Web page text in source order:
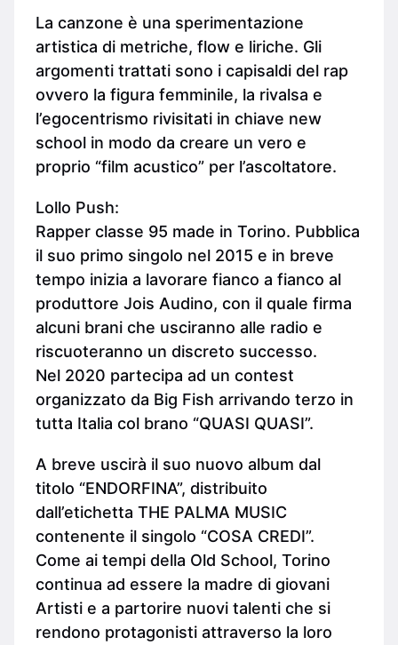
La canzone è una sperimentazione
artistica di metriche, flow e liriche. Gli
argomenti trattati sono i capisaldi del rap
ovvero la figura femminile, la rivalsa e
l’egocentrismo rivisitati in chiave new
school in modo da creare un vero e
proprio “film acustico” per l’ascoltatore.
Lollo Push:
Rapper classe 95 made in Torino. Pubblica
il suo primo singolo nel 2015 e in breve
tempo inizia a lavorare fianco a fianco al
produttore Jois Audino, con il quale firma
alcuni brani che usciranno alle radio e
riscuoteranno un discreto successo.
Nel 2020 partecipa ad un contest
organizzato da Big Fish arrivando terzo in
tutta Italia col brano “QUASI QUASI”.
A breve uscirà il suo nuovo album dal
titolo “ENDORFINA”, distribuito
dall’etichetta THE PALMA MUSIC
contenente il singolo “COSA CREDI”.
Come ai tempi della Old School, Torino
continua ad essere la madre di giovani
Artisti e a partorire nuovi talenti che si
rendono protagonisti attraverso la loro